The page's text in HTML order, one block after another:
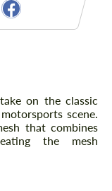
on the classic
scene.
that combines
the mesh